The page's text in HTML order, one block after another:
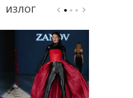
ИЗЛОГ